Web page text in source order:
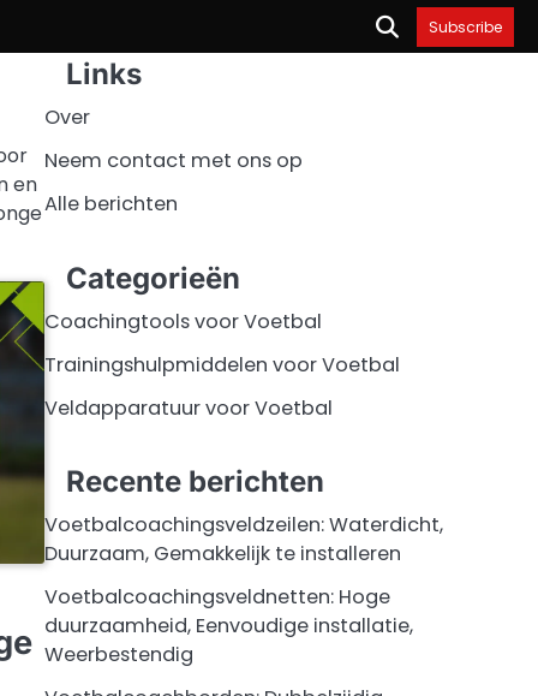
Subscribe
en
Links
Over
Neem contact met ons op
Alle berichten
Categorieën
Coachingtools voor Voetbal
Trainingshulpmiddelen voor Voetbal
Veldapparatuur voor Voetbal
Recente berichten
Voetbalcoachingsveldzeilen: Waterdicht,
Duurzaam, Gemakkelijk te installeren
Voetbalcoachingsveldnetten: Hoge
duurzaamheid, Eenvoudige installatie,
Weerbestendig